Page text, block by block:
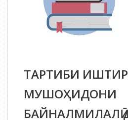
ТАРТИБИ
МУШОҲИДОНИ
БАЙНАЛМИЛАЛӢ